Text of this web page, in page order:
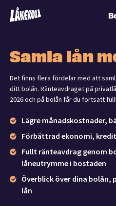
Samla lån
Det finns flera fördelar med att
ditt bolån. Ränteavdraget på
2026 och på bolån får du fortsatt
Lägre månadskostnader,
Förbättrad ekonomi,
Fullt ränteavdrag genom
låneutrymme i bostaden
Överblick över dina bolån,
lån